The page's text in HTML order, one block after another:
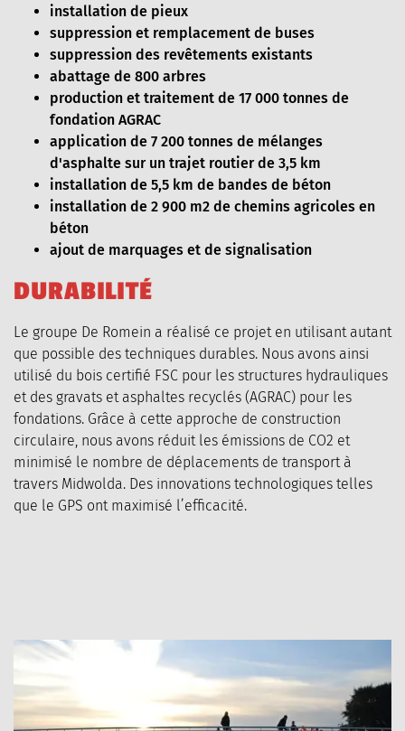
installation de pieux
suppression et remplacement de buses
suppression des revêtements existants
abattage de 800 arbres
production et traitement de 17 000 tonnes de
fondation AGRAC
application de 7 200 tonnes de mélanges
d'asphalte sur un trajet routier de 3,5 km
installation de 5,5 km de bandes de béton
installation de 2 900 m2 de chemins agricoles en
béton
ajout de marquages et de signalisation
DURABILITÉ
Le groupe De Romein a réalisé ce projet en utilisant autant
que possible des techniques durables. Nous avons ainsi
utilisé du bois certifié FSC pour les structures hydrauliques
et des gravats et asphaltes recyclés (AGRAC) pour les
fondations. Grâce à cette approche de construction
circulaire, nous avons réduit les émissions de CO2 et
minimisé le nombre de déplacements de transport à
travers Midwolda. Des innovations technologiques telles
que le GPS ont maximisé l’efficacité.